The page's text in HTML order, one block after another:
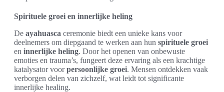
Spirituele groei en innerlijke heling
De ayahuasca ceremonie biedt een unieke kans voor
deelnemers om diepgaand te werken aan hun spirituele groei
en innerlijke heling. Door het openen van onbewuste
emoties en trauma’s, fungeert deze ervaring als een krachtige
katalysator voorpersoonlijke groei. Mensen ontdekken vaak
verborgen delen van zichzelf, wat leidt tot significante
innerlijke healing.